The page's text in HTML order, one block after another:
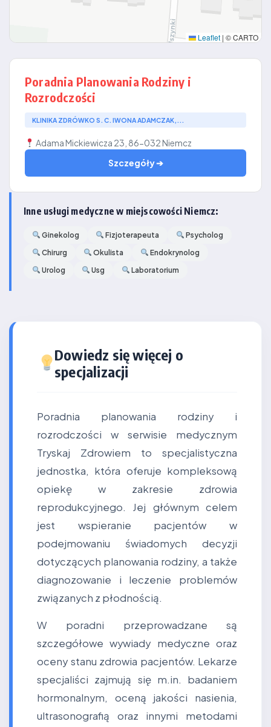
Leaflet | © CARTO
Poradnia Planowania Rodziny i
Rozrodczości
KLINIKA ZDRÓWKO S. C. IWONA ADAMCZAK,...
Adama Mickiewicza 23, 86-032 Niemcz
Szczegóły ➔
Inne usługi medyczne w miejscowości Niemcz:
Ginekolog Fizjoterapeuta
Psycholog
Chirurg
Okulista
Endokrynolog
Urolog
Usg Laboratorium
Dowiedz się więcej o
specjalizacji
Poradnia planowania rodziny i
rozrodczości w serwisie medycznym
Tryskaj Zdrowiem to specjalistyczna
jednostka, która oferuje kompleksową
opiekę w zakresie zdrowia
reprodukcyjnego. Jej głównym celem
jest wspieranie pacjentów w
podejmowaniu świadomych decyzji
dotyczących planowania rodziny, a także
diagnozowanie i leczenie problemów
związanych z płodnością.
W poradni przeprowadzane są
szczegółowe wywiady medyczne oraz
oceny stanu zdrowia pacjentów. Lekarze
specjaliści zajmują się m.in. badaniem
hormonalnym, oceną jakości nasienia,
ultrasonografią oraz innymi metodami